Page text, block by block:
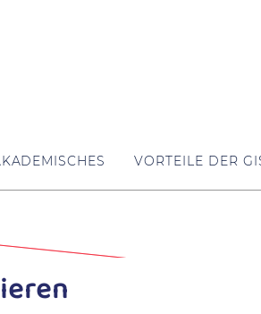
VORTEILE DER